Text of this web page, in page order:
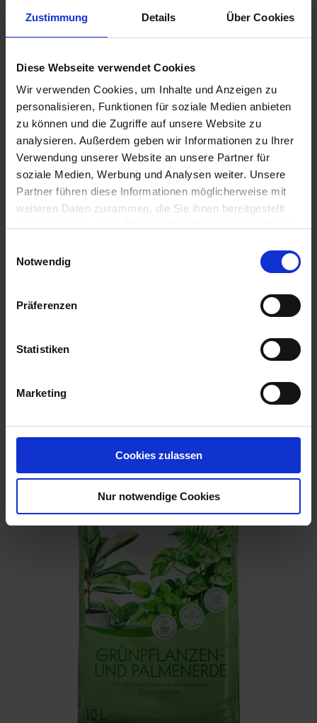
Zustimmung Details Über Cookies
Diese Webseite verwendet Cookies
Wir verwenden Cookies, um Inhalte und Anzeigen zu
personalisieren, Funktionen für soziale Medien anbieten
zu können und die Zugriffe auf unsere Website zu
analysieren. Außerdem geben wir Informationen zu Ihrer
Verwendung unserer Website an unsere Partner für
soziale Medien, Werbung und Analysen weiter. Unsere
Partner führen diese Informationen möglicherweise mit
weiteren Daten zusammen, die Sie ihnen bereitgestellt
Notwendig
Präferenzen
Statistiken
Marketing
Cookies zulassen
Nur notwendige Cookies
Seramis Outdoor Pflanz-Gran. Beet-, Balkon- &
Ähnliche Produkte
Presstöpfe 40 l
Artikel-Nr.: 7002420-01